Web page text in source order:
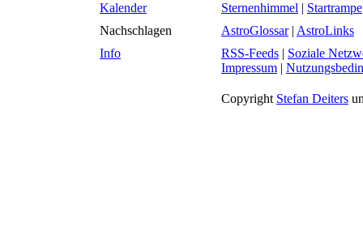
Kalender
Sternenhimmel | Startrampe
Nachschlagen
AstroGlossar| AstroLinks
Info
RSS-Feeds | Soziale
Impressum |
Copyright Stefan Deiters